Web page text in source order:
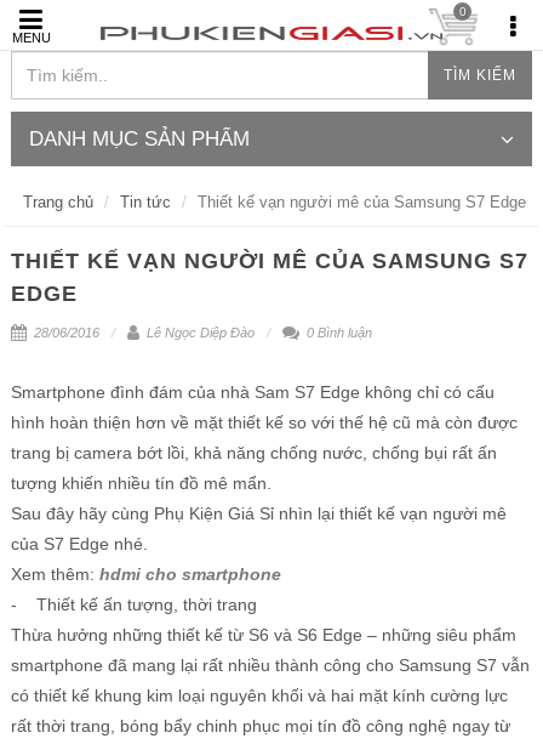
MENU
TÌM KIẾM
0
DANH MỤC SẢN PHẨM
Trang chủ Tin tức Thiết kế vạn người mê của Samsung S7 Edge
THIẾT KẾ VẠN NGƯỜI MÊ CỦA SAMSUNG S7
EDGE
28/06/2016 Lê Ngọc Diệp Đào 0 Bình luận
Smartphone đình đám của nhà Sam S7 Edge không chỉ có cấu
hình hoàn thiện hơn về mặt thiết kế so với thế hệ cũ mà còn được
trang bị camera bớt lồi, khả năng chống nước, chống bụi rất ấn
tượng khiến nhiều tín đồ mê mẩn.
Sau đây hãy cùng Phụ Kiện Giá Sỉ nhìn lại thiết kế vạn người mê
của S7 Edge nhé.
Xem thêm: hdmi cho smartphone
- Thiết kế ấn tượng, thời trang
Thừa hưởng những thiết kế từ S6 và S6 Edge – những siêu phẩm
smartphone đã mang lại rất nhiều thành công cho Samsung S7 vẫn
có thiết kế khung kim loại nguyên khối và hai mặt kính cường lực
rất thời trang, bóng bẩy chinh phục mọi tín đồ công nghệ ngay từ